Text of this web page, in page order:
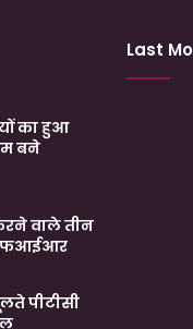
का हुआ
बने
वाले तीन
एफआईआर
पीटीसी
Last